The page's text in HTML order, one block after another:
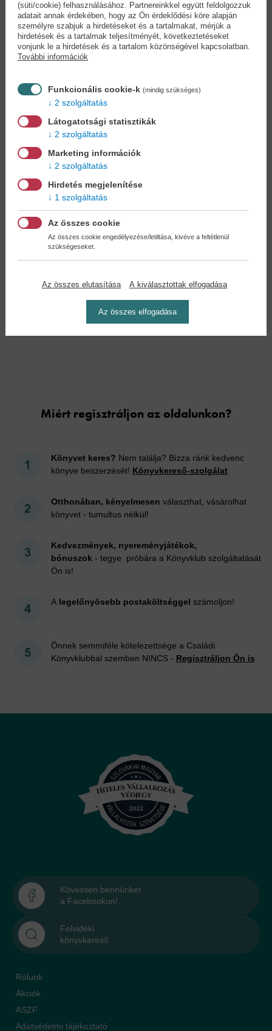
Tűzjég - Numa-akták
3.
Clive Cussler
11,39 €9,90 €
Kék arany - Numa-
akták 2.
Clive Cussler
akták...
9,90 €
akták...
11,39 €
Miért regisztráljon az oldalunkon?
Könyvet keres? Nem találja? Bízza ránk kedvenc
könyve beszerzését! Könyvkereső-szolgálat
Otthonában, kényelmesen választhat, vásárolhat
könyvet - tumultus nélkül!
Kedvezmények, nyereményjátékok,
bónuszok - tegye próbára a Könyvklub szolgáltatását
Ön is!
A legelőnyösebb postaköltséggel számoljon!
Önnek semmiféle kötelezettsége a Családi
Könyvklubbal szemben NINCS - Regisztráljon Ön is
Kövessen bennünket
a Facebookon!
Felvidéki
könyvkereső
Rólunk
Akciók
ASZF
Adatvédelmi tájékoztató
(süti/cookie) felhasználásához. Partnereinkkel együtt feldolgozzuk
adatait annak érdekében, hogy az Ön érdeklődési köre alapján
személyre szabjuk a hirdetéseket és a tartalmakat, mérjük a
hirdetések és a tartalmak teljesítményét, következtetéseket
vonjunk le a hirdetések és a tartalom közönségével kapcsolatban.
További információk
Funkcionális cookie-k (mindig szükséges)
2 szolgáltatás
Látogatotsági statisztikák
2 szolgáltatás
Marketing információk
2 szolgáltatás
Hirdetés megjelenítése
1 szolgáltatás
Az összes cookie
Az összes cookie engedélyezése/letiltása, kivéve a feltétlenül
szükségeseket.
Az összes elutasítása A kiválasztottak elfogadása
Az összes elfogadása